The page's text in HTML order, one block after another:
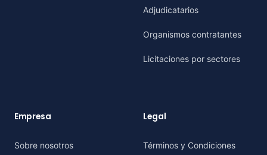
Adjudicatarios
Organismos contratantes
Licitaciones por sectores
Empresa
Sobre nosotros
Legal
Términos y Condiciones